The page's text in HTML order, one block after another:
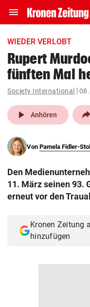
menu Navigation
ein-/ausklappen
account_circle Anmelden
pin_drop
Wien
search
eingeben
© Krone Multimedia
Muthgasse 2, 1190 Wien
WIEDER VERLOBT
Rupert
fünften Mal
Society International
play_arrow Anhören
Von Pamela Fidler-
Den
11. März seinen 93.
erneut vor den
Kronen Zeitung
hinzufügen